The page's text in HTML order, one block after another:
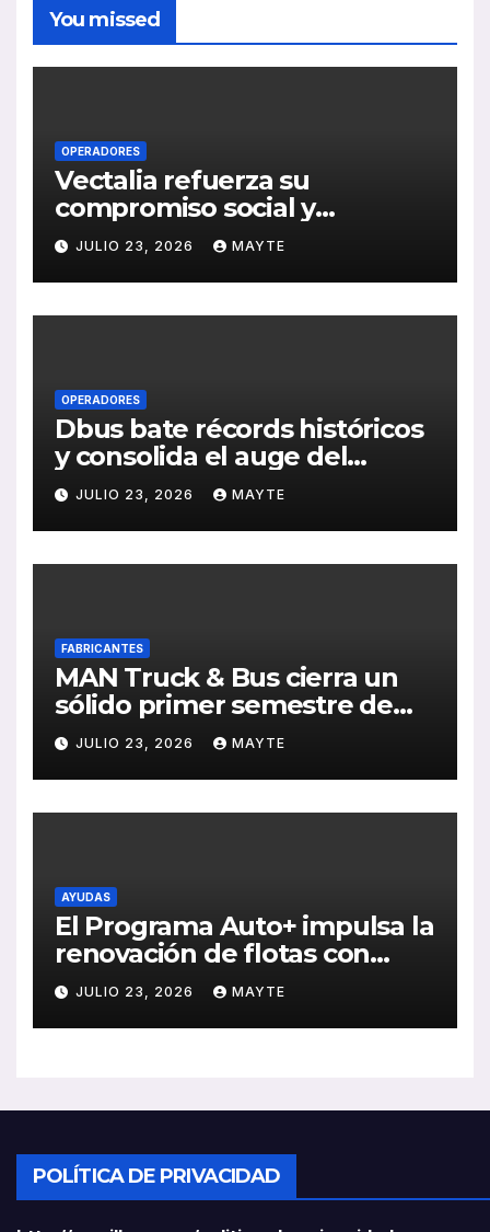
You missed
OPERADORES
Vectalia refuerza su
compromiso social y
medioambiental con la
publicación de su Memoria
de RSC 2025
JULIO 23, 2026 MAYTE
OPERADORES
Dbus bate récords históricos
y consolida el auge del
transporte público en San
Sebastián
JULIO 23, 2026 MAYTE
FABRICANTES
MAN Truck & Bus cierra un
sólido primer semestre de
2026 con crecimiento en
ventas, pedidos y
rentabilidad
JULIO 23, 2026 MAYTE
AYUDAS
El Programa Auto+ impulsa la
renovación de flotas con
ayudas a vehículos eléctricos
ligeros
JULIO 23, 2026 MAYTE
POLÍTICA DE PRIVACIDAD